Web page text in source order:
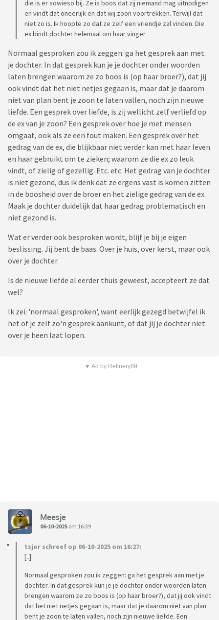
die is er sowieso bij. Ze is boos dat zij niemand mag uitnodigen
en vindt dat oneerlijk en dat wij zoon voortrekken. Terwijl dat
niet zo is. Ik hoopte zo dat ze zelf een vriendje zal vinden. Die
ex bindt dochter helemaal om haar vinger
Normaal gesproken zou ik zeggen: ga het gesprek aan met
je dochter. In dat gesprek kun je je dochter onder woorden
laten brengen waarom ze zo boos is (op haar broer?), dat jij
ook vindt dat het niet netjes gegaan is, maar dat je daarom
niet van plan bent je zoon te laten vallen, noch zijn nieuwe
liefde. Een gesprek over liefde, is zij wellicht zelf verliefd op
de ex van je zoon? Een gesprek over hoe je met mensen
omgaat, ook als ze een fout maken. Een gesprek over het
gedrag van de ex, die blijkbaar niet verder kan met haar leven
en haar gebruikt om te zieken; waarom ze die ex zo leuk
vindt, of zielig of gezellig. Etc. etc. Het gedrag van je dochter
is niet gezond, dus ik denk dat ze ergens vast is komen zitten
in de boosheid over de broer en het zielige gedrag van de ex.
Maak je dochter duidelijk dat haar gedrag problematisch en
niet gezond is.
Wat er verder ook besproken wordt, blijf je bij je eigen
beslissing. Jij bent de baas. Over je huis, over kerst, maar ook
over je dochter.
Is de nieuwe liefde al eerder thuis geweest, accepteert ze dat
wel?
Ik zei: 'normaal gesproken', want eerlijk gezegd betwijfel ik
het of je zelf zo'n gesprek aankunt, of dat jij je dochter niet
over je heen laat lopen.
▼ Ad by Refinery89
Meesje
06-10-2025 om 16:39
tsjor schreef op 06-10-2025 om 16:27:
[..]
Normaal gesproken zou ik zeggen: ga het gesprek aan met je
dochter. In dat gesprek kun je je dochter onder woorden laten
brengen waarom ze zo boos is (op haar broer?), dat jij ook vindt
dat het niet netjes gegaan is, maar dat je daarom niet van plan
bent je zoon te laten vallen, noch zijn nieuwe liefde. Een